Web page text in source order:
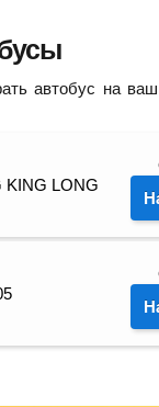
автобус на ваш
KING LONG